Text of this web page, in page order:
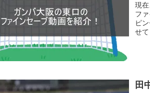
現
フ
ピ
せ
田